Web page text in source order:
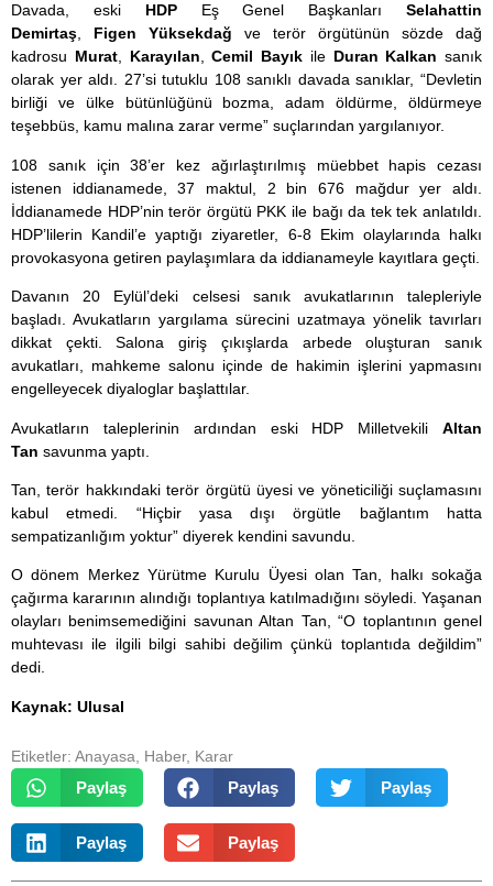
Davada, eski HDPEş Genel BaşkanlarıSelahattin
Demirtaş, Figen Yüksekdağ ve terör örgütünün sözde dağ
kadrosu Murat, Karayılan,Cemil Bayık ile Duran Kalkan sanık
olarak yer aldı. 27’si tutuklu 108 sanıklı davada sanıklar, “Devletin
birliği ve ülke bütünlüğünü bozma, adam öldürme, öldürmeye
teşebbüs, kamu malına zarar verme” suçlarından yargılanıyor.
108 sanık için 38’er kez ağırlaştırılmış müebbet hapis cezası
istenen iddianamede, 37 maktul, 2 bin 676 mağdur yer aldı.
İddianamede HDP’nin terör örgütü PKK ile bağı da tek tek anlatıldı.
HDP’lilerin Kandil’e yaptığı ziyaretler, 6-8 Ekim olaylarında halkı
provokasyona getiren paylaşımlara da iddianameyle kayıtlara geçti.
Davanın 20 Eylül’deki celsesi sanık avukatlarının talepleriyle
başladı. Avukatların yargılama sürecini uzatmaya yönelik tavırları
dikkat çekti. Salona giriş çıkışlarda arbede oluşturan sanık
avukatları, mahkeme salonu içinde de hakimin işlerini yapmasını
engelleyecek diyaloglar başlattılar.
Avukatların taleplerinin ardından eski HDP Milletvekili Altan
Tan savunma yaptı.
Tan, terör hakkındaki terör örgütü üyesi ve yöneticiliği suçlamasını
kabul etmedi. “Hiçbir yasa dışı örgütle bağlantım hatta
sempatizanlığım yoktur” diyerek kendini savundu.
O dönem Merkez Yürütme Kurulu Üyesi olan Tan, halkı sokağa
çağırma kararının alındığı toplantıya katılmadığını söyledi. Yaşanan
olayları benimsemediğini savunan Altan Tan, “O toplantının genel
muhtevası ile ilgili bilgi sahibi değilim çünkü toplantıda değildim”
dedi.
Kaynak: Ulusal
Etiketler: Anayasa, Haber, Karar
Paylaş Paylaş Paylaş
Paylaş Paylaş